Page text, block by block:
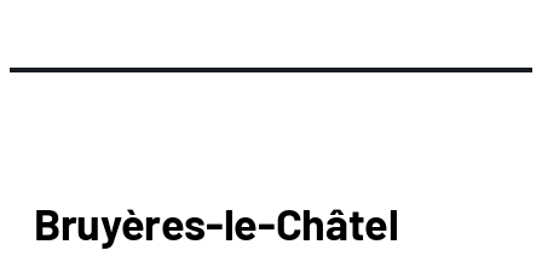
Bruyères-le-Châtel